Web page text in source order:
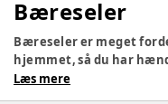
Bæreseler
Bæreseler er meget
hjemmet, så du har
Udover at være praktisk,
Læs mere